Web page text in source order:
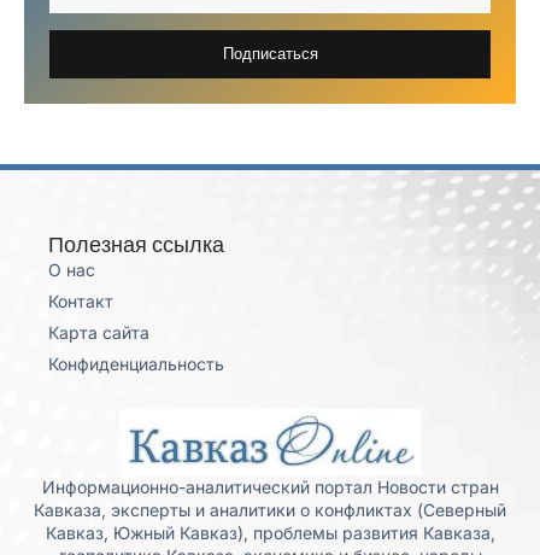
Подписаться
Полезная ссылка
О нас
Контакт
Карта сайта
Конфиденциальность
Информационно-аналитический портал Новости стран
Кавказа, эксперты и аналитики о конфликтах (Северный
Кавказ, Южный Кавказ), проблемы развития Кавказа,